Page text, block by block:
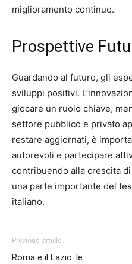
miglioramento continuo.
Prospettive
Guardando al futuro, gli
sviluppi positivi.
giocare un ruolo chiave,
settore pubblico e privato
restare aggiornati, è
autorevoli e partecipare
contribuendo alla crescita
una parte importante del
italiano.
Previous article
Roma e il Lazio: le